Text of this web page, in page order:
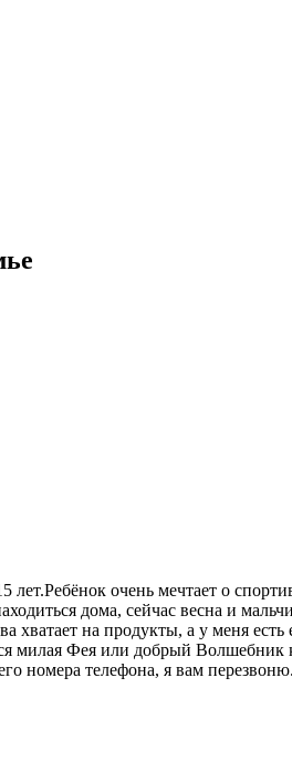
очень мечтает о
дома, сейчас весна и
хватает на продукты, а у меня
милая Фея или добрый
номера телефона, я вам